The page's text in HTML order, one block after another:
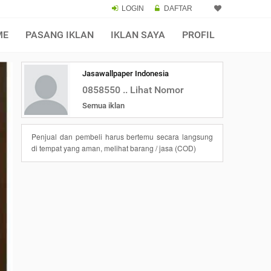
LOGIN DAFTAR
PASANG IKLAN IKLAN SAYA PROFIL
Jasawallpaper Indonesia
0858550 .. Lihat Nomor
Semua iklan
Penjual dan pembeli harus bertemu secara langsung
di tempat yang aman, melihat barang / jasa (COD)